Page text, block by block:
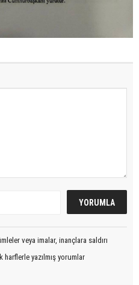
veya imalar, inançlara saldırı
yazılmış yorumlar